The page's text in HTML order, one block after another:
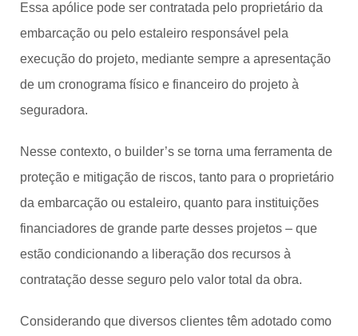
Essa apólice pode ser contratada pelo proprietário da
embarcação ou pelo estaleiro responsável pela
execução do projeto, mediante sempre a apresentação
de um cronograma físico e financeiro do projeto à
seguradora.
Nesse contexto, o builder’s se torna uma ferramenta de
proteção e mitigação de riscos, tanto para o proprietário
da embarcação ou estaleiro, quanto para instituições
financiadores de grande parte desses projetos – que
estão condicionando a liberação dos recursos à
contratação desse seguro pelo valor total da obra.
Considerando que diversos clientes têm adotado como